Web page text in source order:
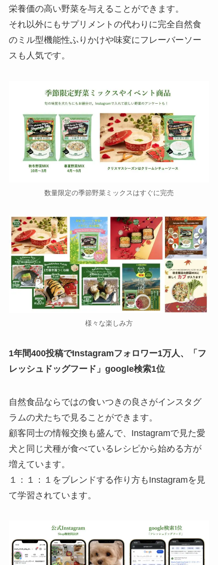
栄養価の高い野菜を与えることができます。
それ以外にもサプリメントの代わりに完全自然食
のミル型機能性ふりかけや味変にフレーバーソー
スも人気です。
数量限定の季節野菜ミックスはすぐに完売
様々な楽しみ方
1年間400投稿でInstagramフォロワー1万人、「フ
レッシュドッグフード」google検索1位
自然食品ならではの食いつきの良さがインスタグ
ラムの犬たちで見ることができます。
顧客同士の情報交換も盛んで、Instagramで見た愛
犬と同じ犬種が食べているレシピから始める方が
増えています。
１：１：１をブレンドする作り方もInstagramを見
て学習されています。